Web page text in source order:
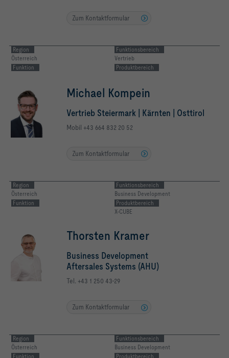
Zum Kontaktformular
Region
Österreich
Funktionsbereich
Vertrieb
Funktion
Produktbereich
Michael Kompein
Vertrieb Steiermark | Kärnten | Osttirol
Mobil +43 664 832 20 52
Zum Kontaktformular
Region
Österreich
Funktionsbereich
Business Development
Funktion
Produktbereich
X-CUBE
Thorsten Kramer
Business Development
Aftersales Systems (AHU)
Tel. +43 1 250 43-29
Zum Kontaktformular
Region
Österreich
Funktionsbereich
Business Development